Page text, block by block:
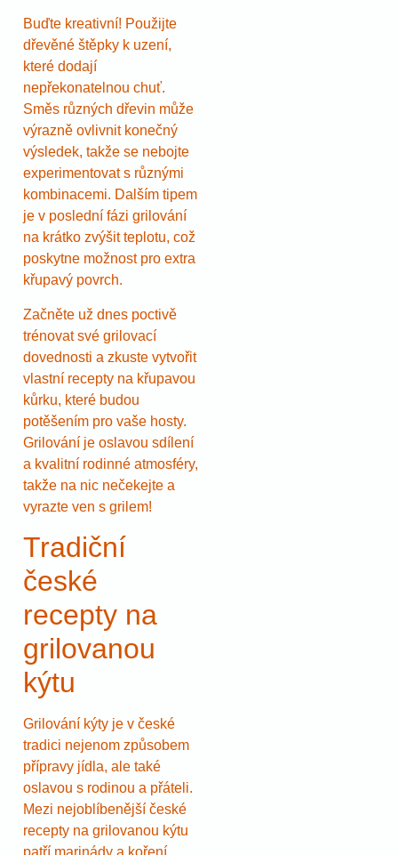
Buďte kreativní! Použijte
dřevěné štěpky k uzení,
které dodají
nepřekonatelnou chuť.
Směs různých dřevin může
výrazně ovlivnit konečný
výsledek, takže se nebojte
experimentovat s různými
kombinacemi. Dalším tipem
je v poslední fázi grilování
na krátko zvýšit teplotu, což
poskytne možnost pro extra
křupavý povrch.
Začněte už dnes poctivě
trénovat své grilovací
dovednosti a zkuste vytvořit
vlastní recepty na křupavou
kůrku, které budou
potěšením pro vaše hosty.
Grilování je oslavou sdílení
a kvalitní rodinné atmosféry,
takže na nic nečekejte a
vyrazte ven s grilem!
Tradiční
české
recepty na
grilovanou
kýtu
Grilování kýty je v české
tradici nejenom způsobem
přípravy jídla, ale také
oslavou s rodinou a přáteli.
Mezi nejoblíbenější české
recepty na grilovanou kýtu
patří marinády a koření,